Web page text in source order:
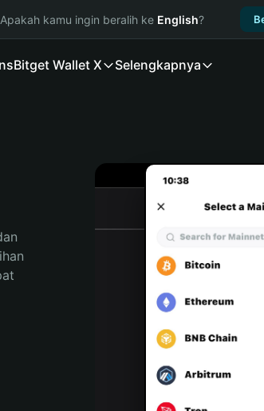
kamu ingin beralih ke English?
Bitget Wallet X Selengkapnya